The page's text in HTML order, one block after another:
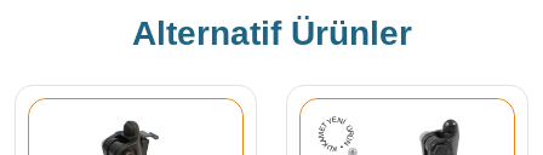
Alternatif Ürünler
YENI ÜRÜN • KUKAMET •